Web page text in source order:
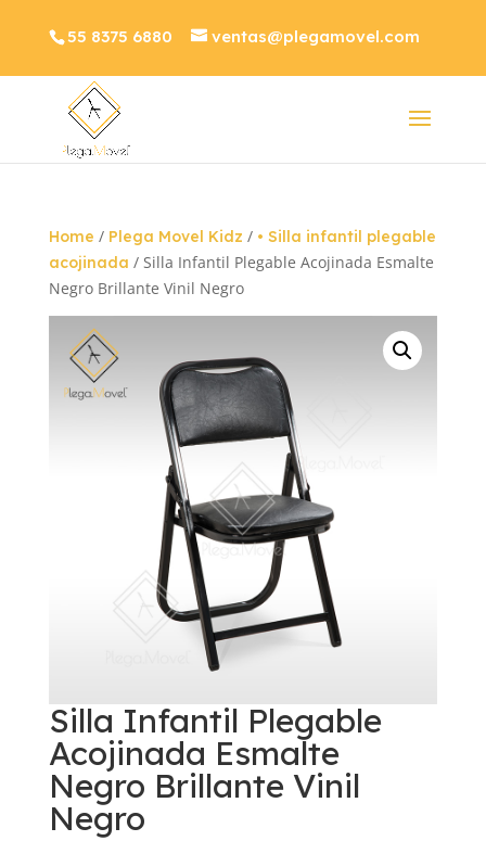
55 8375 6880 ventas@plegamovel.com
Home / Plega Movel Kidz / • Silla infantil plegable
acojinada / Silla Infantil Plegable Acojinada Esmalte
Negro Brillante Vinil Negro
Silla Infantil Plegable
Acojinada Esmalte
Negro Brillante Vinil
Negro